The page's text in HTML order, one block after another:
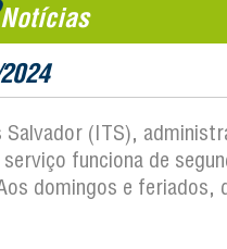
Notícias
Salvador (ITS),
funciona de
domingos e feriados,